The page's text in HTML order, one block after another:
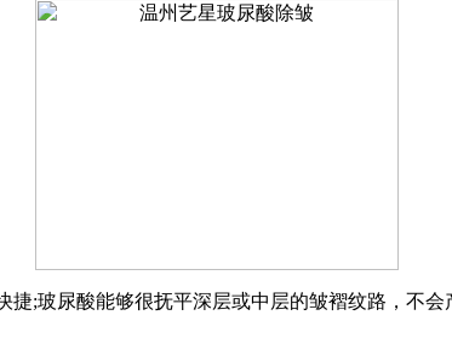
;玻尿酸能够很抚平深层或中层的皱褶纹路，不